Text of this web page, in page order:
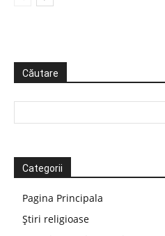
Căutare
Categorii
Pagina Principala
Știri religioase